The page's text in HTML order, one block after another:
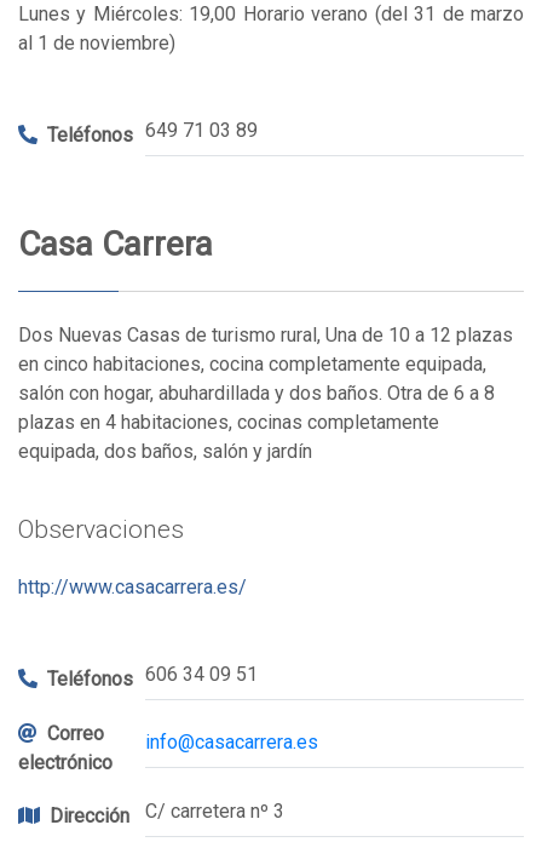
Lunes y Miércoles: 19,00 Horario verano (del 31 de marzo
al 1 de noviembre)
Teléfonos 649 71 03 89
Casa Carrera
Dos Nuevas Casas de turismo rural, Una de 10 a 12 plazas
en cinco habitaciones, cocina completamente equipada,
salón con hogar, abuhardillada y dos baños. Otra de 6 a 8
plazas en 4 habitaciones, cocinas completamente
equipada, dos baños, salón y jardín
Observaciones
http://www.casacarrera.es/
Teléfonos 606 34 09 51
Correo
electrónico
info@casacarrera.es
Dirección C/ carretera nº 3